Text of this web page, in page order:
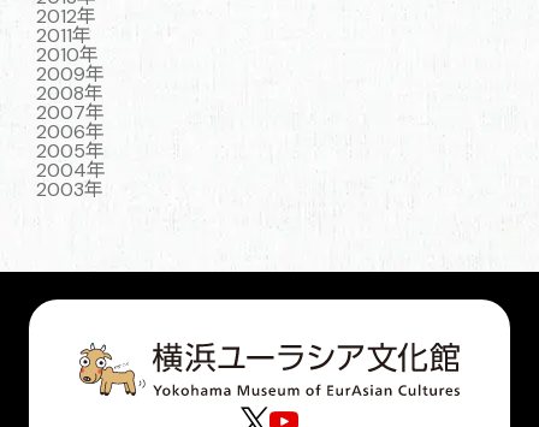
2012年
2011年
2010年
2009年
2008年
2007年
2006年
2005年
2004年
2003年